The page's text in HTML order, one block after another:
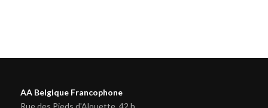
AA Belgique Francophone
Rue des Pieds d'Alouette, 42 b